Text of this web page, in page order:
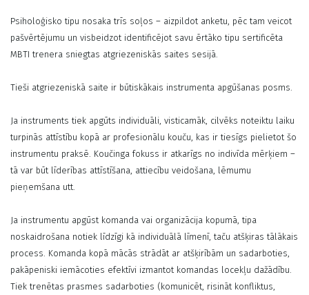
Psiholoģisko tipu nosaka trīs soļos – aizpildot anketu, pēc tam veicot
pašvērtējumu un visbeidzot identificējot savu ērtāko tipu sertificēta
MBTI trenera sniegtas atgriezeniskās saites sesijā.
Tieši atgriezeniskā saite ir būtiskākais instrumenta apgūšanas posms.
Ja instruments tiek apgūts individuāli, visticamāk, cilvēks noteiktu laiku
turpinās attīstību kopā ar profesionālu kouču, kas ir tiesīgs pielietot šo
instrumentu praksē. Koučinga fokuss ir atkarīgs no indivīda mērķiem –
tā var būt līderības attīstīšana, attiecību veidošana, lēmumu
pieņemšana utt.
Ja instrumentu apgūst komanda vai organizācija kopumā, tipa
noskaidrošana notiek līdzīgi kā individuālā līmenī, taču atšķiras tālākais
process. Komanda kopā mācās strādāt ar atšķirībām un sadarboties,
pakāpeniski iemācoties efektīvi izmantot komandas locekļu dažādību.
Tiek trenētas prasmes sadarboties (komunicēt, risināt konfliktus,